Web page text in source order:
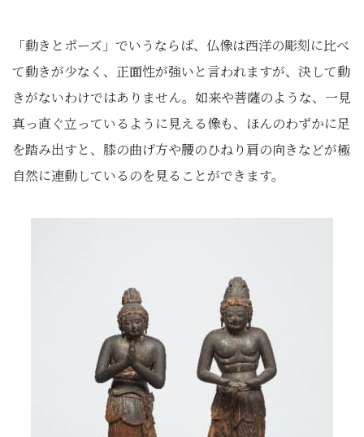
「動きとポーズ」でいうならば、仏像は西洋の彫刻に比べ
て動きが少なく、正面性が強いと言われますが、決して動
きがないわけではありません。如来や菩薩のような、一見
真っ直ぐ立っているように見える像も、ほんのわずかに足
を踏み出すと、膝の曲げ方や腰のひねり肩の向きなどが極
自然に連動しているのを見ることができます。